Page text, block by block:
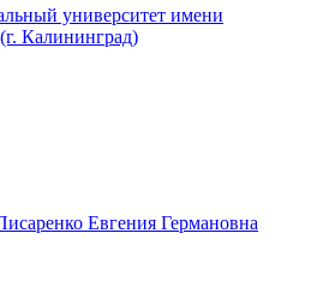
университет имени
Калининград)
Евгения Германовна